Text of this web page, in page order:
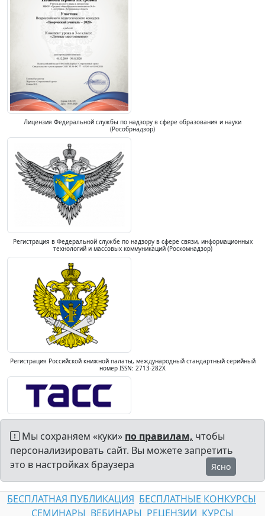
Лицензия Федеральной службы по надзору в сфере образования и науки
(Рособрнадзор)
Регистрация в Федеральной службе по надзору в сфере связи, информационных
технологий и массовых коммуникаций (Роскомнадзор)
Регистрация Российской книжной палаты, международный стандартный серийный
номер ISSN: 2713-282X
Мы сохраняем «куки» по правилам, чтобы
персонализировать сайт. Вы можете запретить
это в настройках браузера
Ясно
БЕСПЛАТНАЯ ПУБЛИКАЦИЯ БЕСПЛАТНЫЕ КОНКУРСЫ
СЕМИНАРЫ ВЕБИНАРЫ РЕЦЕНЗИИ КУРСЫ